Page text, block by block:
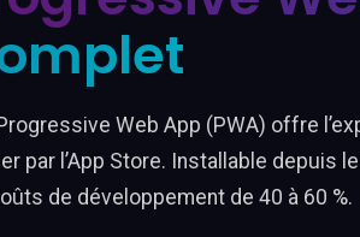
Web App (PWA) offre
par l’App Store. Installable depuis
de développement de 40 à 60 %.